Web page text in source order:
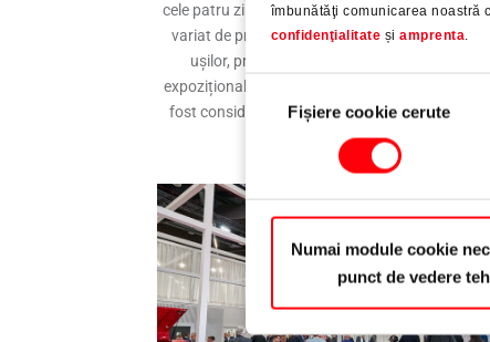
îmbunătăţi comunicarea noastră
confidenţialitate și amprenta
Selecția
consimțământului
Fișiere cookie cerute
Numai module cookie
punct de vedere
cele patru zile ale târgului de la Nürnberg.
variat de produse al Roto Tehnologia ferestrelor
ușilor, precum și designul plăcut al standului
expozițional, cu locurile sale de dialog
fost considerate „unice” și „inspiraționale” de
vizitatorii târgului.